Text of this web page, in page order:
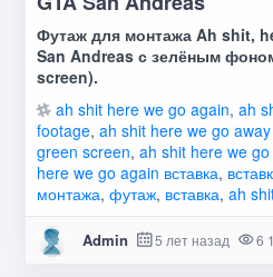
Футаж для монтажа Ah shit,
San Andreas с зелёным
screen).
ah shit here we go again, ah
footage, ah shit here we go
green screen, ah shit here we go
here we go again вставка,
монтажа, футаж, вставка, ah
Admin 5 лет назад 6